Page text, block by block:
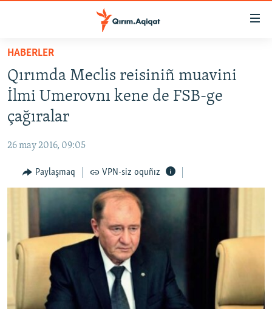
Esas
qaytmaq
Baş
navigatsiyağa
qaytmaq
Qıdıruvğa
qaytmaq
HABERLER
SİYASET
İQTİSADİYAT
MEDENİYET
İNSAN AQLARI
BLOGLAR
FİKİR
Русский
HABERLER
Qırımda Meclis reisiniñ muavini
İlmi Umerovnı kene de FSB-ge
çağıralar
26 may 2016, 09:05
Paylaşmaq VPN-siz oquñız